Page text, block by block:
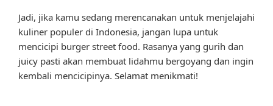
Jadi, jika kamu sedang merencanakan untuk menjelajahi
kuliner populer di Indonesia, jangan lupa untuk
mencicipi burger street food. Rasanya yang gurih dan
juicy pasti akan membuat lidahmu bergoyang dan ingin
kembali mencicipinya. Selamat menikmati!